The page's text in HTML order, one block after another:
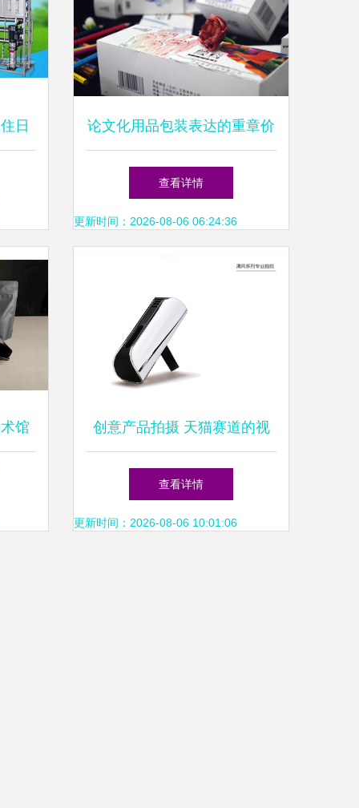
日
遇
论文化用品包装表达的重章价
值——以《青春答卷2015》为
语境解读
查看详情
更新时间：2026-08-06 06:24:36
馆
与
创意产品拍摄 天猫赛道的视
觉突围，以车喜爱与茶壶为例
查看详情
更新时间：2026-08-06 10:01:06